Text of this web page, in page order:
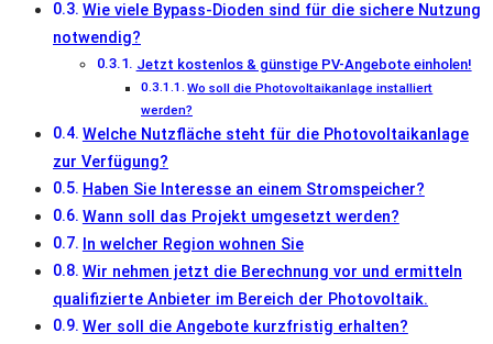
Wie viele Bypass-Dioden sind für die sichere Nutzung
notwendig?
Jetzt kostenlos & günstige PV-Angebote einholen!
Wo soll die Photovoltaikanlage installiert
werden?
Welche Nutzfläche steht für die Photovoltaikanlage
zur Verfügung?
Haben Sie Interesse an einem Stromspeicher?
Wann soll das Projekt umgesetzt werden?
In welcher Region wohnen Sie
Wir nehmen jetzt die Berechnung vor und ermitteln
qualifizierte Anbieter im Bereich der Photovoltaik.
Wer soll die Angebote kurzfristig erhalten?